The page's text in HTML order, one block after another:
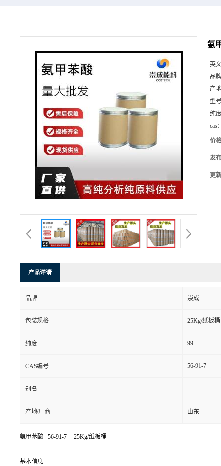
氨
英
品
产
型
纯
cas
价
发
更
产品详请
品牌 崇成
包装规格 25Kg/纸板桶
纯度 99
CAS编号 56-91-7
别名
产地/厂商 山东
氨甲苯酸 56-91-7 25Kg/纸板桶
基本信息